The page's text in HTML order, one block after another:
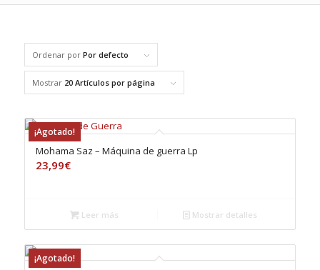
Ordenar por Por defecto
Mostrar 20 Artículos por página
¡Agotado!
Mohama Saz – Máquina de guerra Lp
23,99€
Leer más Mostrar detalles
¡Agotado!